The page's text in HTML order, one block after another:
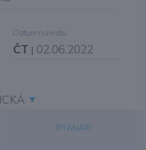
Datum návratu
ČT | 02.06.2022
RYANAIR